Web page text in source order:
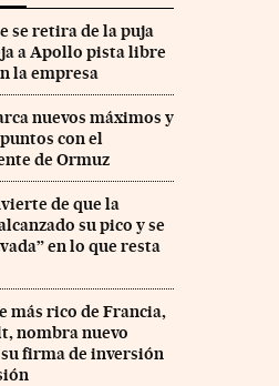
se retira de la puja
a Apollo pista libre
la empresa
nuevos máximos y
con el
de Ormuz
de que la
su pico y se
en lo que resta
más rico de Francia,
nombra nuevo
firma de inversión